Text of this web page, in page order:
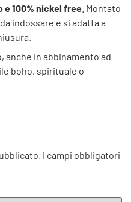
e 100% nickel free . Montato
indossare e si adatta a
anche in abbinamento ad
boho, spirituale o
I campi obbligatori